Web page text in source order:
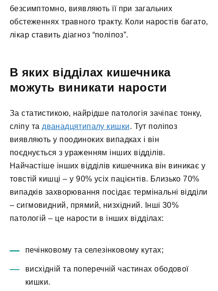
безсимптомно, виявляють її при загальних
обстеженнях травного тракту. Коли наростів багато,
лікар ставить діагноз “поліпоз”.
В яких відділах кишечника
можуть виникати нарости
За статистикою, найрідше патологія зачіпає тонку,
сліпу та дванадцятипалу кишки. Тут поліпоз
виявляють у поодиноких випадках і він
поєднується з ураженням інших відділів.
Найчастіше інших відділів кишечника він виникає у
товстій кишці – у 90% усіх пацієнтів. Близько 70%
випадків захворювання посідає термінальні відділи
– сигмовидний, прямий, низхідний. Інші 30%
патологій – це нарости в інших відділах:
печінковому та селезінковому кутах;
висхідній та поперечній частинах ободової
кишки.